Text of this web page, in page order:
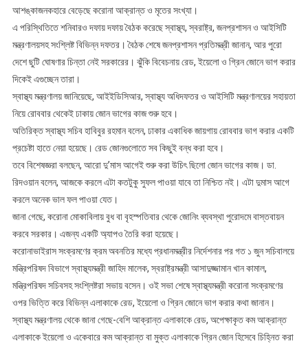
আশঙ্কাজনকহারে বেড়েছে করোনা আক্রান্ত ও মৃতের সংখ্যা।
এ পরিস্থিতিতে শনিবারও দফায় দফায় বৈঠক করেছে স্বাস্থ্য, স্বরাষ্ট্র, জনপ্রশাসন ও আইসিটি
মন্ত্রণালয়সহ সংশ্লিষ্ট বিভিন্ন দফতর। বৈঠক শেষে জনপ্রশাসন প্রতিমন্ত্রী জানান, আর পুরো
দেশে ছুটি ঘোষণার চিন্তা নেই সরকারের। ঝুঁকি বিবেচনায় রেড, ইয়েলো ও গ্রিন জোনে ভাগ করার
দিকেই এগুচ্ছেন তারা।
স্বাস্থ্য মন্ত্রণালয় জানিয়েছে, আইইডিসিআর, স্বাস্থ্য অধিদফতর ও আইসিটি মন্ত্রণালয়ের সহায়তা
নিয়ে রোববার থেকেই ঢাকায় জোন ভাগের কাজ শুরু হবে।
অতিরিক্ত স্বাস্থ্য সচিব হাবিবুর রহমান বলেন, ঢাকার একাধিক জায়গায় রোববার ভাগ করার একটি
প্রচেষ্টা হাতে নেয়া হয়েছে। রেড জোনগুলোতে সব কিছুই বন্ধ করা হবে।
তবে বিশেষজ্ঞরা বলছেন, আরো দু’মাস আগেই শুরু করা উচিৎ ছিলো জোন ভাগের কাজ। ডা.
রিদওয়ান বলেন, আজকে করলে এটা কতটুকু সুফল পাওয়া যাবে তা নিশ্চিত নই। এটা দুমাস আগে
করলে অনেক ভাল ফল পাওয়া যেত।
জানা গেছে, করোনা মোকাবিলায় বুধ বা বৃহস্পতিবার থেকে জোনিং ব্যবস্থা পুরোদমে বাস্তবায়ন
করবে সরকার। এজন্য একটি অ্যাপও তৈরি করা হয়েছে।
করোনাভাইরাস সংক্রমণের ক্রম অবনতির মধ্যে প্রধানমন্ত্রীর নির্দেশনার পর গত ১ জুন সচিবালয়ে
মন্ত্রিপরিষদ বিভাগে স্বাস্থ্যমন্ত্রী জাহিদ মালেক, স্বরাষ্ট্রমন্ত্রী আসাদুজ্জামান খান কামাল,
মন্ত্রিপরিষদ সচিবসহ সংশ্লিষ্টরা সভায় বসেন। ওই সভা শেষে স্বাস্থ্যমন্ত্রী করোনা সংক্রমণের
ওপর ভিত্তি করে বিভিন্ন এলাকাকে রেড, ইয়েলো ও গ্রিন জোনে ভাগ করার কথা জানান।
স্বাস্থ্য মন্ত্রণালয় থেকে জানা গেছে-বেশি আক্রান্ত এলাকাকে রেড, অপেক্ষাকৃত কম আক্রান্ত
এলাকাকে ইয়েলো ও একেবারে কম আক্রান্ত বা মুক্ত এলাকাকে গ্রিন জোন হিসেবে চিহ্নিত করা